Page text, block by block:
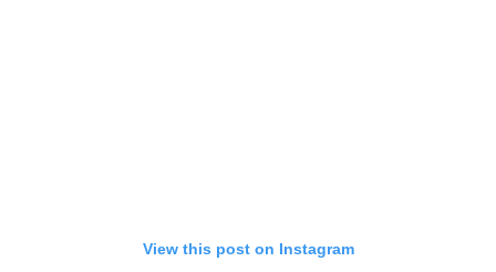
View this post on Instagram